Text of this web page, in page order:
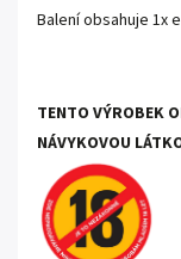
Balení obsahuje 1x
TENTO VÝROBEK
NÁVYKOVOU